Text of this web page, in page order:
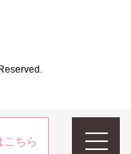
こちら